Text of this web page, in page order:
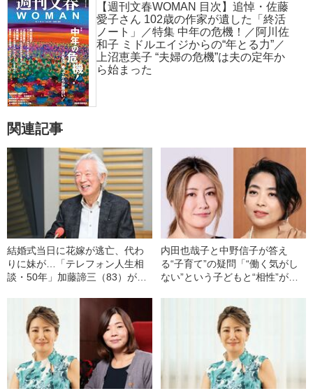
【週刊文春WOMAN 目次】追悼・佐藤
愛子さん 102歳の作家が遺した「終活
ノート」／特集 中年の危機！／阿川佐
和子 ミドルエイジからの“年とる力”／
上沼恵美子 “夫婦の危機”は夫の定年か
ら始まった
関連記事
結婚式当日に花嫁が逃亡、代わ
りに妹が…「テレフォン人生相
談・50年」加藤諦三（83）が語
内田也哉子と中野信子が答え
る“子育て”の疑問「“働く気がし
ない”という子どもと“相性”が悪